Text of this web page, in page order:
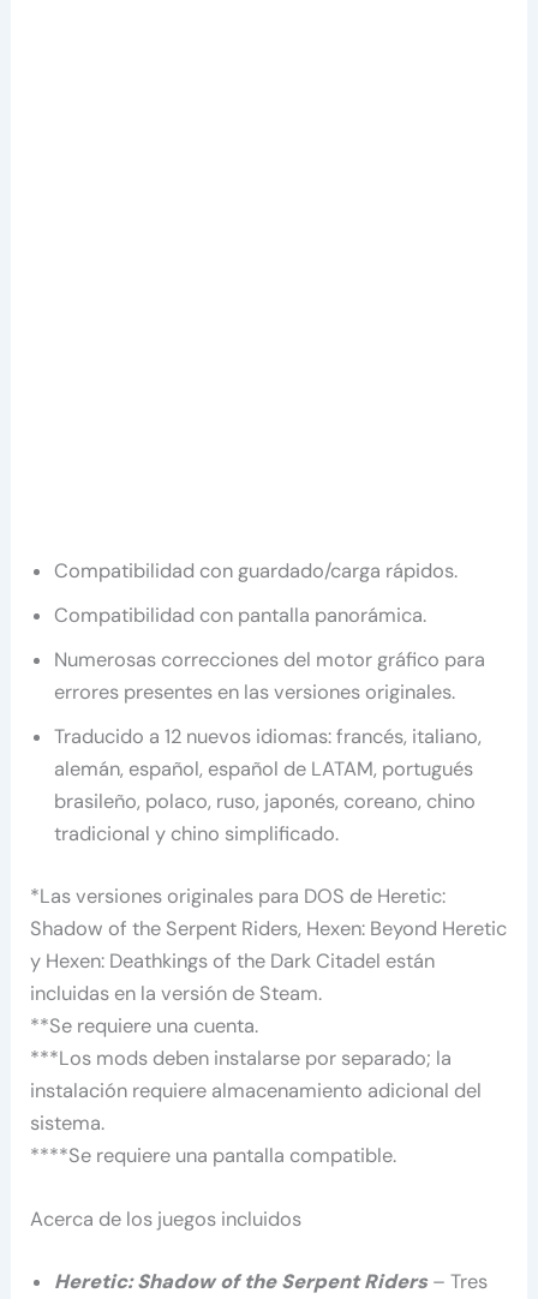
Compatibilidad con guardado/carga rápidos.
Compatibilidad con pantalla panorámica.
Numerosas correcciones del motor gráfico para
errores presentes en las versiones originales.
Traducido a 12 nuevos idiomas: francés, italiano,
alemán, español, español de LATAM, portugués
brasileño, polaco, ruso, japonés, coreano, chino
tradicional y chino simplificado.
*Las versiones originales para DOS de Heretic:
Shadow of the Serpent Riders, Hexen: Beyond Heretic
y Hexen: Deathkings of the Dark Citadel están
incluidas en la versión de Steam.
**Se requiere una cuenta.
***Los mods deben instalarse por separado; la
instalación requiere almacenamiento adicional del
sistema.
****Se requiere una pantalla compatible.
Acerca de los juegos incluidos
Heretic: Shadow of the Serpent Riders– Tres